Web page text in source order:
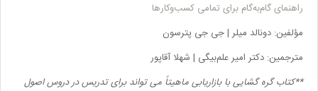
راهنمای گام‌به‌گام برای تمامی کسب‌وکارها
مؤلفین:دونالد میلر | جی جی پترسون
مترجمین: دکتر امیر علم‌بیگی | شهلا آقاپور
کتاب گره گشایی با بازاریابی ماهیتاً می تواند برای تدریس در دروس اصول